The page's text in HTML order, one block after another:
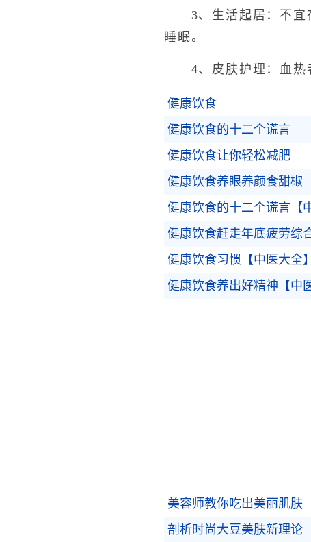
3、生活起居：不宜在
睡眠。
4、皮肤护理：血热者
健康饮食
健康饮食的十二个谎言
健康饮食让你轻松减肥
健康饮食养眼养颜食甜椒
健康饮食的十二个谎言【
健康饮食赶走年底疲劳综
健康饮食习惯【中医大全】
健康饮食养出好精神【中
美容师教你吃出美丽肌肤
剖析时尚大豆美肤新理论